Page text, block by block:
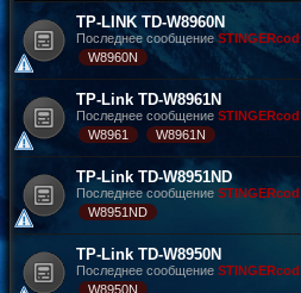
TP-LINK TD-W8960N
Последнее сообщениеSTINGERcod
W8960N
TP-Link TD-W8961N
Последнее сообщение STINGERcod
W8961
W8961N
TP-Link TD-W8951ND
Последнее сообщение STINGERcod
W8951ND
TP-Link TD-W8950N
Последнее сообщение STINGERcod
W8950N